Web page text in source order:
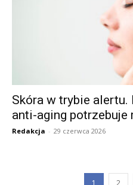
Skóra w trybie
anti-aging potrzebuje
Redakcja - 29 czerwca 2026
1 2